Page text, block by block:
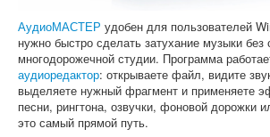
АудиоМАСТЕР удобен для пользователей
нужно быстро сделать затухание музыки без
многодорожечной студии. Программа
аудиоредактор: открываете файл, видите
выделяете нужный фрагмент и применяете
песни, рингтона, озвучки, фоновой дорожки
это самый прямой путь.